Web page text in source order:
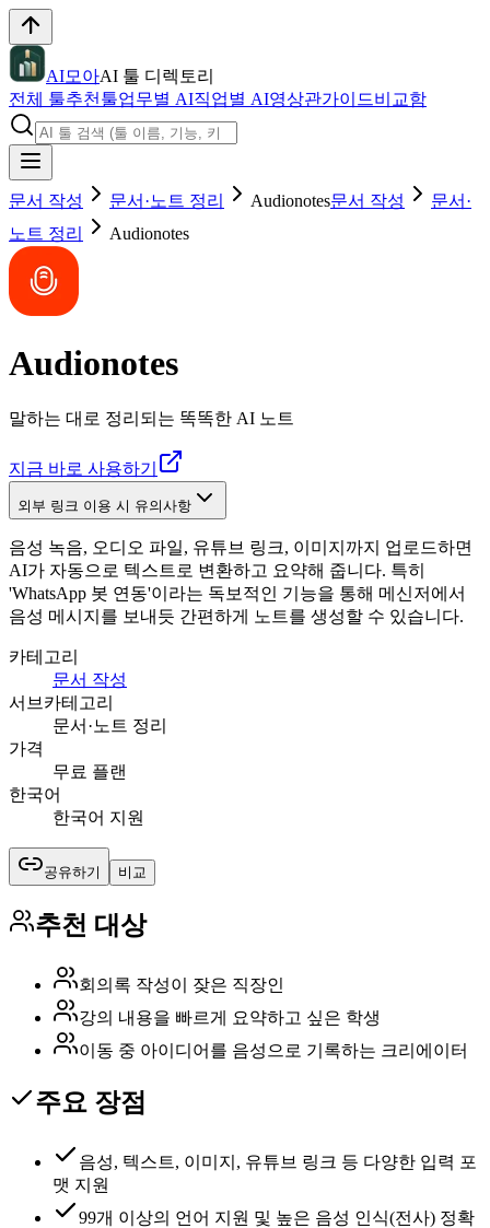
AI모아AI 툴 디렉토리
전체 툴추천툴업무별 AI직업별 AI영상관가이드비교함
문서 작성 문서·노트 정리 Audionotes문서 작성
문서·
노트 정리
Audionotes
Audionotes
말하는 대로 정리되는 똑똑한 AI 노트
지금 바로 사용하기
외부 링크 이용 시 유의사항
음성 녹음, 오디오 파일, 유튜브 링크, 이미지까지 업로드하면
AI가 자동으로 텍스트로 변환하고 요약해 줍니다. 특히
'WhatsApp 봇 연동'이라는 독보적인 기능을 통해 메신저에서
음성 메시지를 보내듯 간편하게 노트를 생성할 수 있습니다.
카테고리
문서 작성
서브카테고리
문서·노트 정리
가격
무료 플랜
한국어
한국어 지원
공유하기 비교
추천 대상
회의록 작성이 잦은 직장인
강의 내용을 빠르게 요약하고 싶은 학생
이동 중 아이디어를 음성으로 기록하는 크리에이터
주요 장점
음성, 텍스트, 이미지, 유튜브 링크 등 다양한 입력 포
맷 지원
99개 이상의 언어 지원 및 높은 음성 인식(전사) 정확